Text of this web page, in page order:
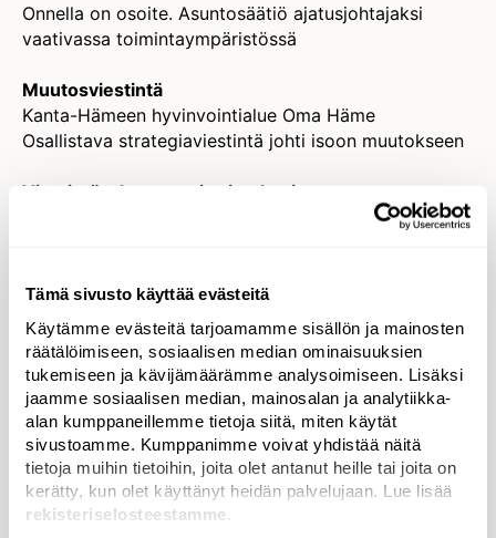
Tämä sivusto käyttää evästeitä
Käytämme evästeitä tarjoamamme sisällön ja mainosten
räätälöimiseen, sosiaalisen median ominaisuuksien
tukemiseen ja kävijämäärämme analysoimiseen. Lisäksi
jaamme sosiaalisen median, mainosalan ja analytiikka-
alan kumppaneillemme tietoja siitä, miten käytät
sivustoamme. Kumppanimme voivat yhdistää näitä
tietoja muihin tietoihin, joita olet antanut heille tai joita on
kerätty, kun olet käyttänyt heidän palvelujaan. Lue lisää
rekisteriselosteestamme
Onnella on osoite. Asuntosäätiö ajatusjohtajaksi
vaativassa toimintaympäristössä
Muutosviestintä
Kanta-Hämeen hyvinvointialue Oma Häme
Osallistava strategiaviestintä johti isoon muutokseen
Viestintävalmennus ja simulaatiot
Hankeviestintä (Julkishallinto, oppilaitokset,
järjestöt, liitot)
Tilastokeskus
Mennäänkö vaan mutulla? Tilastokeskus ryhtyi
taisteluun suomalaisten tutkimusuupumusta vastaan
Lanseeraus tai repäisy (Julkishallinto, oppilaitokset,
järjestöt, liitot)
Visit Finland (yhteistyössä Helsinki Partnersin kanssa)